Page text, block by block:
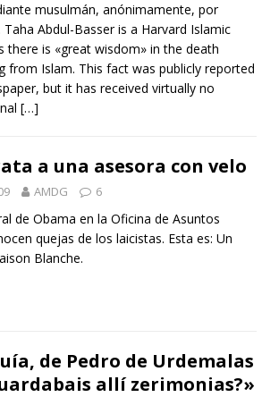
musulmán, anónimamente, por
Abdul-Basser is a Harvard Islamic
there is «great wisdom» in the death
from Islam. This fact was publicly reported
but it has received virtually no
[…]
a una asesora con velo
AMDG 6
de Obama en la Oficina de Asuntos
quejas de los laicistas. Esta es: Un
Blanche.
de Pedro de Urdemalas
allí zerimonias?»